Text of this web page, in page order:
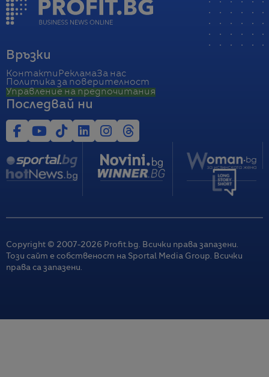
Връзки
Контакти РекламаЗа нас
Политика за поверителност
Управление на предпочитания
Последвай ни
Copyright © 2007-2026 Profit.bg. Всички права запазени.
Този сайт е собственост на Sportal Media Group. Всички
права са запазени.